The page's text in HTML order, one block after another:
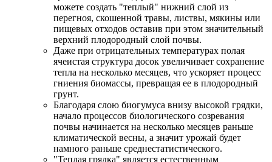
можете создать "теплый" нижний слой из
перегноя, скошенной травы, листвы, мякины или
пищевых отходов оставив при этом значительный
верхний плодородный слой почвы.
Даже при отрицательных температурах полая
ячеистая структура досок увеличивает сохранение
тепла на несколько месяцев, что ускоряет процесс
гниения биомассы, превращая ее в плодородный
грунт.
Благодаря слою биогумуса внизу высокой грядки,
начало процессов биологического созревания
почвы начинается на несколько месяцев раньше
климатической весны, а значит урожай будет
намного раньше среднестатистического.
"Теплая грядка" является естественным